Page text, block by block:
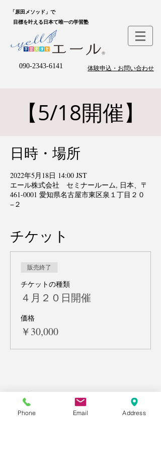
「原田メソッド」で
目標を叶える日本て唯一の学習塾
090-2343-6141 体験申込・お問い合わせ
【5/18開催】
日時・場所
2022年5月18日 14:00 JST
エール株式会社 セミナールーム, 日本、〒
461-0001 愛知県名古屋市東区泉１丁目２０
−２
チケット
販売終了
チケットの種類
４月２０日開催
価格
￥30,000
名古屋市東区
オンラインで全国対応
Phone Email Address